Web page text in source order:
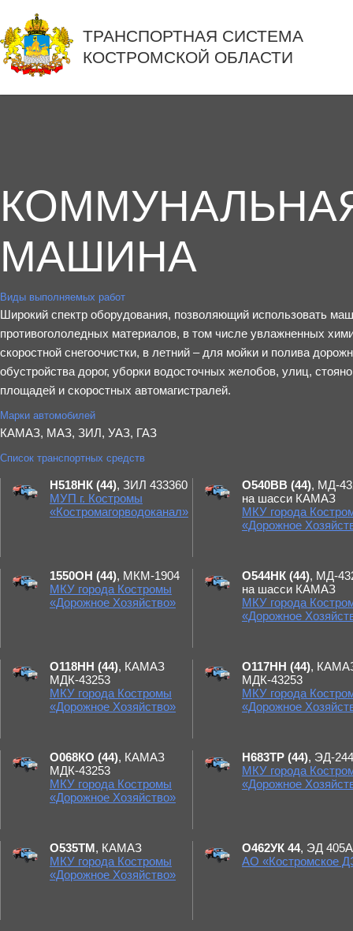
ТРАНСПОРТНАЯ СИСТЕМА
КОСТРОМСКОЙ ОБЛАСТИ
МАШИНА
Виды выполняемых работ
Широкий спектр оборудования, позволяющий использовать
противогололедных материалов, в том числе увлажненных
скоростной снегоочистки, в летний – для мойки и полива
обустройства дорог, уборки водосточных желобов, улиц,
площадей и скоростных автомагистралей.
Марки автомобилей
КАМАЗ, МАЗ, ЗИЛ, УАЗ, ГАЗ
Список транспортных средств
Н518НК (44), ЗИЛ 433360
МУП г. Костромы
«Костромагорводоканал»
О540ВВ (44), МД-
на шасси КАМАЗ
МКУ города
«Дорожное
1550ОН (44), МКМ-1904
МКУ города Костромы
«Дорожное Хозяйство»
О544НК (44), МД-
на шасси КАМАЗ
МКУ города
«Дорожное
О118НН (44), КАМАЗ
МДК-43253
МКУ города Костромы
«Дорожное Хозяйство»
О117НН (44),
МДК-43253
МКУ города
«Дорожное
О068КО (44), КАМАЗ
МДК-43253
МКУ города Костромы
«Дорожное Хозяйство»
Н683ТР (44), ЭД-
МКУ города
«Дорожное
О535ТМ, КАМАЗ
МКУ города Костромы
«Дорожное Хозяйство»
О462УК 44, ЭД 405А
АО «Костромское